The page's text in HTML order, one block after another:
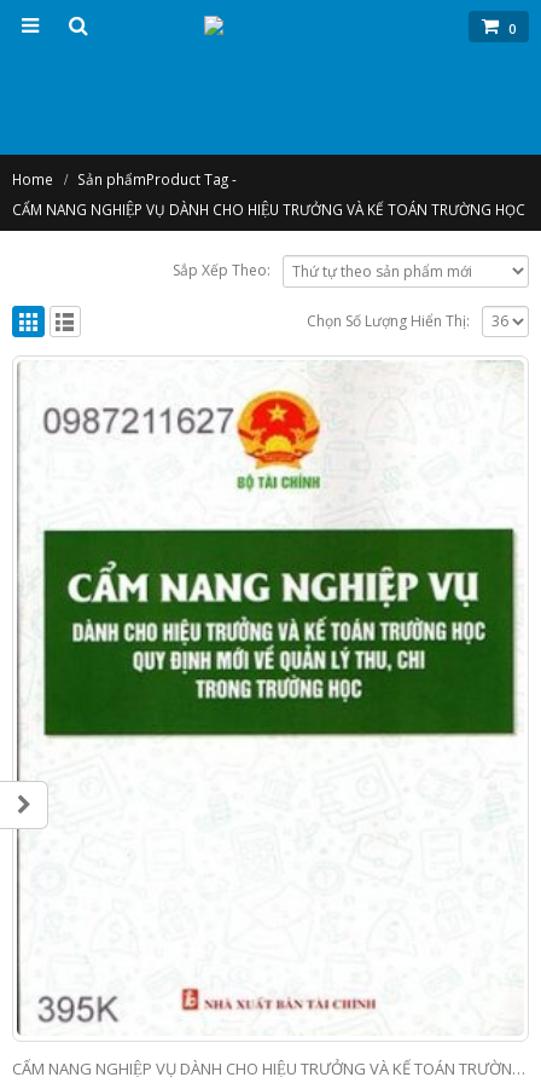
0
Home Sản phẩmProduct Tag -
CẨM NANG NGHIỆP VỤ DÀNH CHO HIỆU TRƯỞNG VÀ KẾ TOÁN TRƯỜNG HỌC
Sắp Xếp Theo:
Chọn Số Lượng Hiển Thị:
CẨM NANG NGHIỆP VỤ DÀNH CHO HIỆU TRƯỞNG VÀ KẾ TOÁN TRƯỜNG HỌC, QUY ĐỊNH MỚI VỀ QUẢN LÝ THU CHI TRONG NHÀ TRƯỜNG